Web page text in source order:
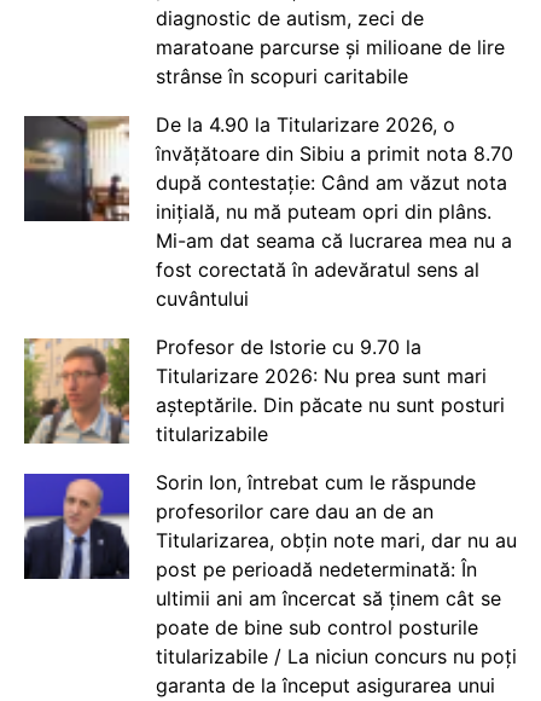
diagnostic de autism, zeci de
maratoane parcurse și milioane de lire
strânse în scopuri caritabile
De la 4.90 la Titularizare 2026, o
învățătoare din Sibiu a primit nota 8.70
după contestație: Când am văzut nota
inițială, nu mă puteam opri din plâns.
Mi-am dat seama că lucrarea mea nu a
fost corectată în adevăratul sens al
cuvântului
Profesor de Istorie cu 9.70 la
Titularizare 2026: Nu prea sunt mari
așteptările. Din păcate nu sunt posturi
titularizabile
Sorin Ion, întrebat cum le răspunde
profesorilor care dau an de an
Titularizarea, obțin note mari, dar nu au
post pe perioadă nedeterminată: În
ultimii ani am încercat să ținem cât se
poate de bine sub control posturile
titularizabile / La niciun concurs nu poți
garanta de la început asigurarea unui